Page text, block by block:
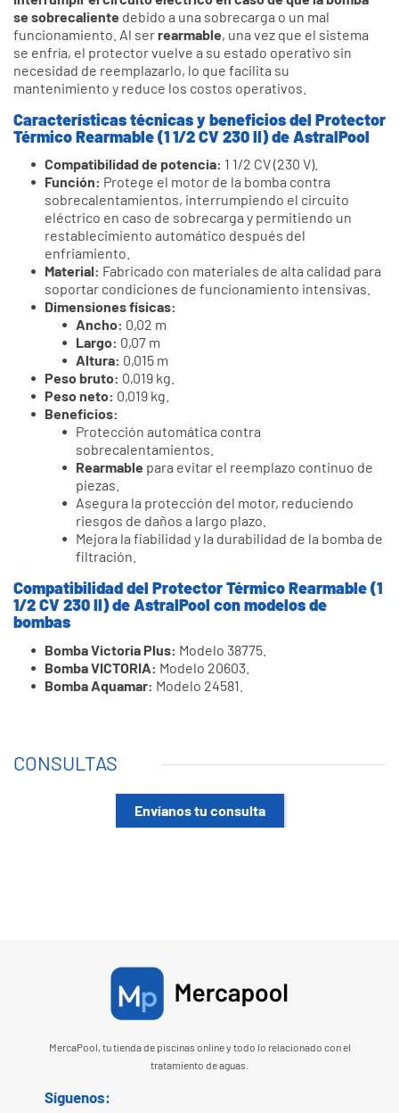
se sobrecaliente debido a una sobrecarga o un mal
funcionamiento. Al serrearmable, una vez que el sistema
se enfría, el protector vuelve a su estado operativo sin
necesidad de reemplazarlo, lo que facilita su
mantenimiento y reduce los costos operativos.
Características técnicas y beneficios del Protector
Térmico Rearmable (1 1/2 CV 230 II) de AstralPool
Compatibilidad de potencia: 1 1/2 CV (230 V).
Función: Protege el motor de la bomba contra
sobrecalentamientos, interrumpiendo el circuito
eléctrico en caso de sobrecarga y permitiendo un
restablecimiento automático después del
enfriamiento.
Material: Fabricado con materiales de alta calidad para
soportar condiciones de funcionamiento intensivas.
Dimensiones físicas:
Ancho: 0,02 m
Largo: 0,07 m
Altura: 0,015 m
Peso bruto: 0,019 kg.
Peso neto: 0,019 kg.
Beneficios:
Protección automática contra
sobrecalentamientos.
Rearmable para evitar el reemplazo continuo de
piezas.
Asegura la protección del motor, reduciendo
riesgos de daños a largo plazo.
Mejora la fiabilidad y la durabilidad de la bomba de
filtración.
Compatibilidad del Protector Térmico Rearmable (1
1/2 CV 230 II) de AstralPool con modelos de
bombas
Bomba Victoria Plus: Modelo 38775.
Bomba VICTORIA: Modelo 20603.
Bomba Aquamar: Modelo 24581.
CONSULTAS
Envíanos tu consulta
MercaPool, tu tienda de piscinas online y todo lo relacionado con el
tratamiento de aguas.
Síguenos: